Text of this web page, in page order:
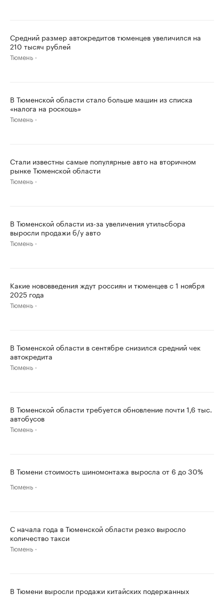
Средний размер автокредитов тюменцев увеличился на
210 тысяч рублей
Тюмень
В Тюменской области стало больше машин из списка
«налога на роскошь»
Тюмень
Стали известны самые популярные авто на вторичном
рынке Тюменской области
Тюмень
В Тюменской области из-за увеличения утильсбора
выросли продажи б/у авто
Тюмень
Какие нововведения ждут россиян и тюменцев с 1 ноября
2025 года
Тюмень
В Тюменской области в сентябре снизился средний чек
автокредита
Тюмень
В Тюменской области требуется обновление почти 1,6 тыс.
автобусов
Тюмень
В Тюмени стоимость шиномонтажа выросла от 6 до 30%
Тюмень
С начала года в Тюменской области резко выросло
количество такси
Тюмень
В Тюмени выросли продажи китайских подержанных